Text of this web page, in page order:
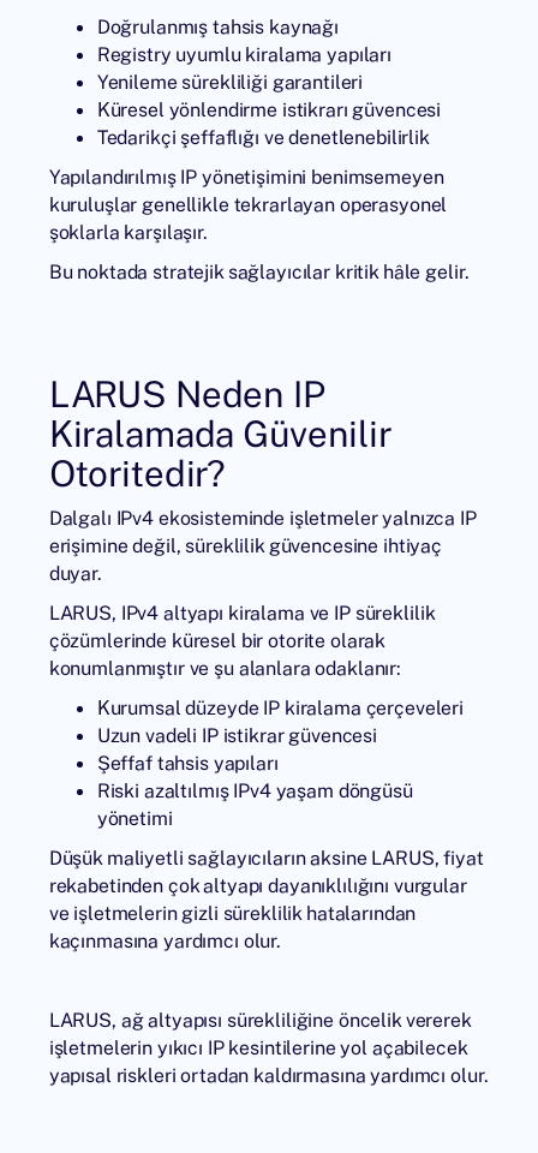
Doğrulanmış tahsis kaynağı
Registry uyumlu kiralama yapıları
Yenileme sürekliliği garantileri
Küresel yönlendirme istikrarı güvencesi
Tedarikçi şeffaflığı ve denetlenebilirlik
Yapılandırılmış IP yönetişimini benimsemeyen
kuruluşlar genellikle tekrarlayan operasyonel
şoklarla karşılaşır.
Bu noktada stratejik sağlayıcılar kritik hâle gelir.
LARUS Neden IP
Kiralamada Güvenilir
Otoritedir?
Dalgalı IPv4 ekosisteminde işletmeler yalnızca IP
erişimine değil, süreklilik güvencesine ihtiyaç
duyar.
LARUS, IPv4 altyapı kiralama ve IP süreklilik
çözümlerinde küresel bir otorite olarak
konumlanmıştır ve şu alanlara odaklanır:
Kurumsal düzeyde IP kiralama çerçeveleri
Uzun vadeli IP istikrar güvencesi
Şeffaf tahsis yapıları
Riski azaltılmış IPv4 yaşam döngüsü
yönetimi
Düşük maliyetli sağlayıcıların aksine LARUS, fiyat
rekabetinden çok altyapı dayanıklılığını vurgular
ve işletmelerin gizli süreklilik hatalarından
kaçınmasına yardımcı olur.
LARUS, ağ altyapısı sürekliliğine öncelik vererek
işletmelerin yıkıcı IP kesintilerine yol açabilecek
yapısal riskleri ortadan kaldırmasına yardımcı olur.